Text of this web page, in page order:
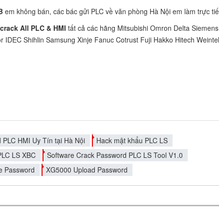
em không bán, các bác gửi PLC về văn phòng Hà Nội em làm trực
All PLC & HMI tất cả các hãng Mitsubishi Omron Delta Siemens
Shihlin Samsung Xinje Fanuc Cotrust Fuji Hakko Hitech
PLC HMI Uy Tín tại Hà Nội
Hack mật khẩu PLC LS
LS XBC
Software Crack Password PLC LS Tool V1.0
Password
XG5000 Upload Password